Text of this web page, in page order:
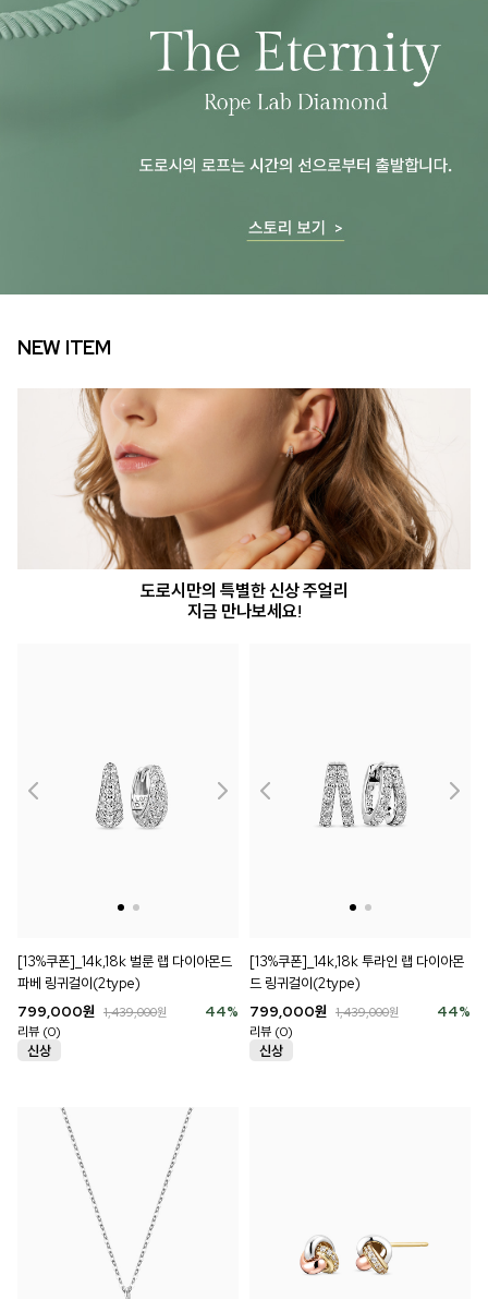
NEW ITEM
도로시만의 특별한 신상 주얼리
지금 만나보세요!
[13%쿠폰]_14k,18k 벌룬 랩 다이아몬드
파베 링귀걸이(2type)
44%
799,000원 1,439,000원
리뷰 (0)
[13%쿠폰]_14k,18k 투라인 랩 다이아몬
드 링귀걸이(2type)
44%
799,000원 1,439,000원
리뷰 (0)